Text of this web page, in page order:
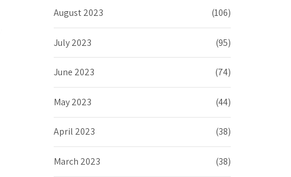
August 2023 (106)
July 2023 (95)
June 2023 (74)
May 2023 (44)
April 2023 (38)
March 2023 (38)